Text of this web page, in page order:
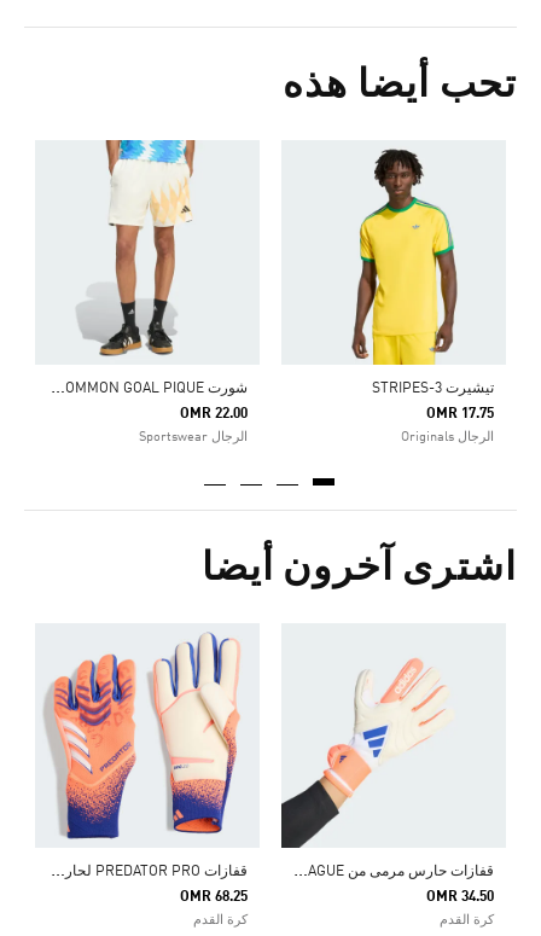
تحب أيضا هذه
تيشيرت 3-STRIPES
OMR 17.75
الرجال Originals
ش
ورت HOUSE OF TIRO X COMMON GOAL PIQUE
OMR 22.00
الرجال Sportswear
اشترى آخرون أيضا
ق
فازات حارس مرمى من COPA LEAGUE
OMR 34.50
كرة القدم
ق
فازات PREDATOR PRO لحارس المرمى.
OMR 68.25
كرة القدم
Price Reduced From
To